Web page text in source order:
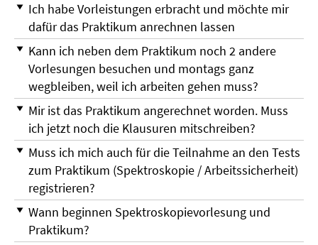
Ich habe Vorleistungen erbracht und möchte mir
dafür das Praktikum anrechnen lassen
Kann ich neben dem Praktikum noch 2 andere
Vorlesungen besuchen und montags ganz
wegbleiben, weil ich arbeiten gehen muss?
Mir ist das Praktikum angerechnet worden. Muss
ich jetzt noch die Klausuren mitschreiben?
Muss ich mich auch für die Teilnahme an den Tests
zum Praktikum (Spektroskopie / Arbeitssicherheit)
registrieren?
Wann beginnen Spektroskopievorlesung und
Praktikum?